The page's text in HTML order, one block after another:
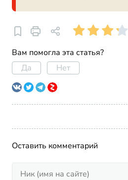
Вам помогла эта статья?
Да
Нет
Оставить комментарий